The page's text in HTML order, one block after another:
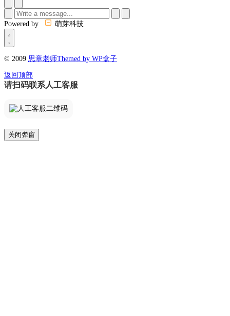
Powered by 萌芽科技
© 2009 思章老师Themed by WP盒子
返回顶部
请扫码联系人工客服
关闭弹窗